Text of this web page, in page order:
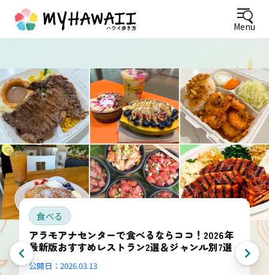
Menu
食べる
アラモアナセンターで食べるならココ！2026年
最新版おすすめレストラン2選＆ジャンル別7選
公開日： 2026.03.13